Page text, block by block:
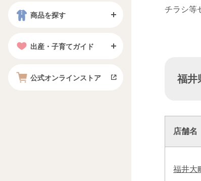
商品を探す
出産・子育てガイド
公式オンラインストア
チラシ等
福井
店舗名
福井大